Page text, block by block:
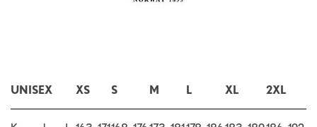
UNISEX XS S M L XL 2XL